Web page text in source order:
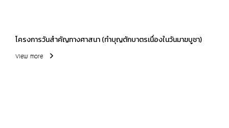
โครงการวันสำคัญทางศาสนา (ทำบุญตักบาตรเนื่องในวันมาฆบูชา)
View more